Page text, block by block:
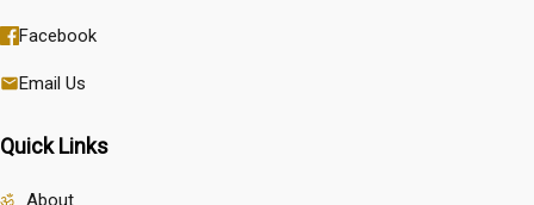
Facebook
Email Us
Quick Links